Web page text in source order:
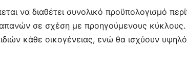
να διαθέτει συνολικό προϋπολογισμό
σε σχέση με προηγούμενους κύκλους.
κάθε οικογένειας, ενώ θα ισχύουν